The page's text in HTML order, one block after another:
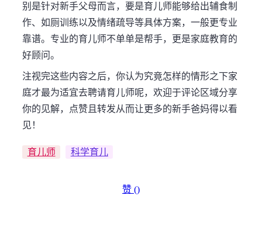
别是针对新手父母而言，要是育儿师能够给出辅食制
作、如厕训练以及情绪疏导等具体方案，一般更专业
靠谱。专业的育儿师不单单是帮手，更是家庭教育的
好顾问。
注视完这些内容之后，你认为究竟怎样的情形之下家
庭才最为适宜去聘请育儿师呢，欢迎于评论区域分享
你的见解，点赞且转发从而让更多的新手爸妈得以看
见！
育儿师 科学育儿
赞 ()